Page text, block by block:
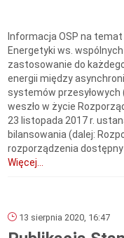
Informacja OSP na
Energetyki ws.
zastosowanie do
energii między
systemów przesyłowych
weszło w życie
23 listopada 2017 r.
bilansowania (dalej:
rozporządzenia
Więcej...
13 sierpnia 2020, 16:47